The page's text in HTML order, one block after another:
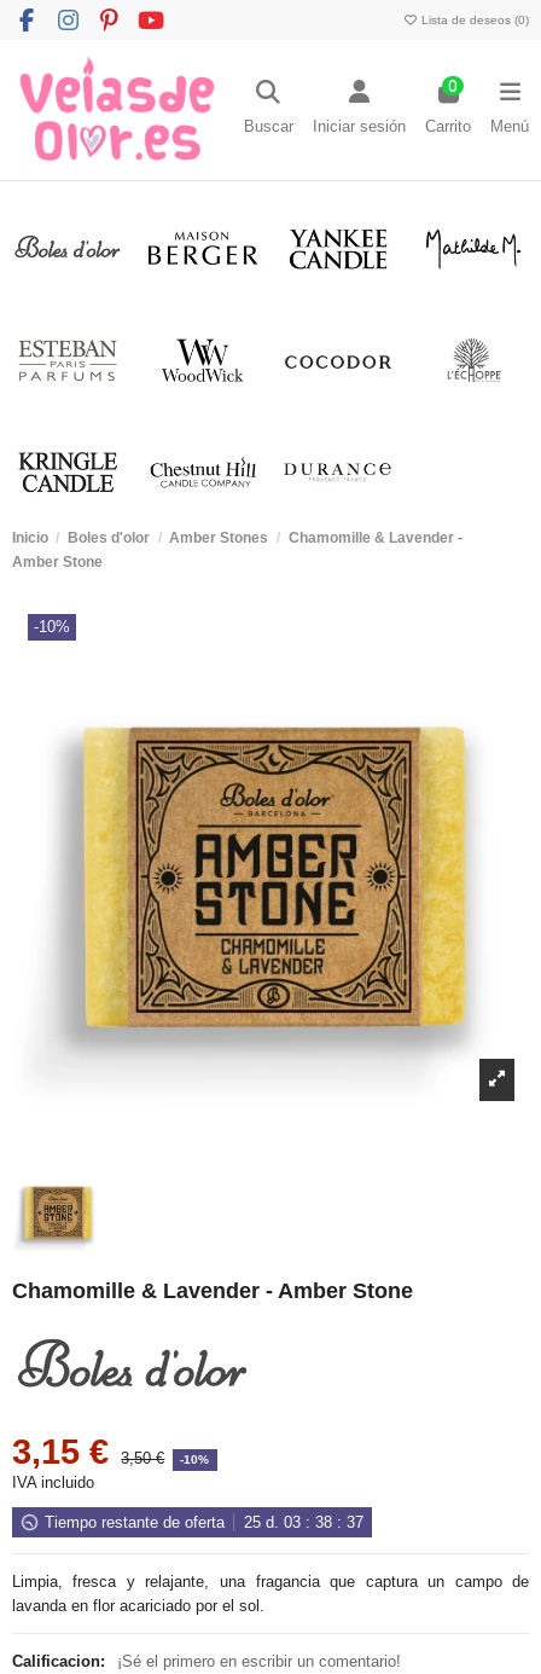
Lista de deseos (0)
Buscar Iniciar sesión
0
Carrito Menú
Inicio Boles d'olor Amber Stones
Chamomille & Lavender -
Amber Stone
-10%
Chamomille & Lavender - Amber Stone
3,15 € 3,50 € -10%
IVA incluido
Tiempo restante de oferta 25d. 03: 38: 36
Limpia, fresca y relajante, una fragancia que captura un campo de
lavanda en flor acariciado por el sol.
Calificacion: ¡Sé el primero en escribir un comentario!